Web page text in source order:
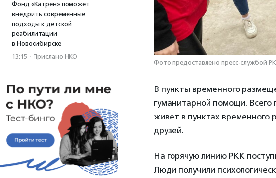
Фонд «Катрен» поможет
внедрить современные
подходы к детской
реабилитации
в Новосибирске
13:15 · Прислано НКО
Фото предоставлено пресс-службой
В пункты временного
гуманитарной помощи. Всего
живет в пунктах временного
друзей.
На горячую линию РКК
Люди получили